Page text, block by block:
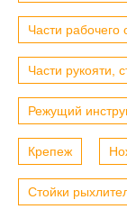
Части рабочего
Части рукояти,
Режущий
Крепеж
Стойки